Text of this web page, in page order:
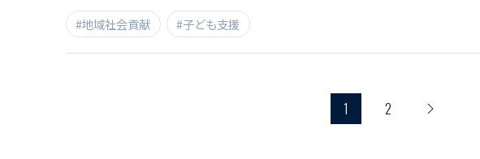
#地域社会貢献 #子ども支援
1 2